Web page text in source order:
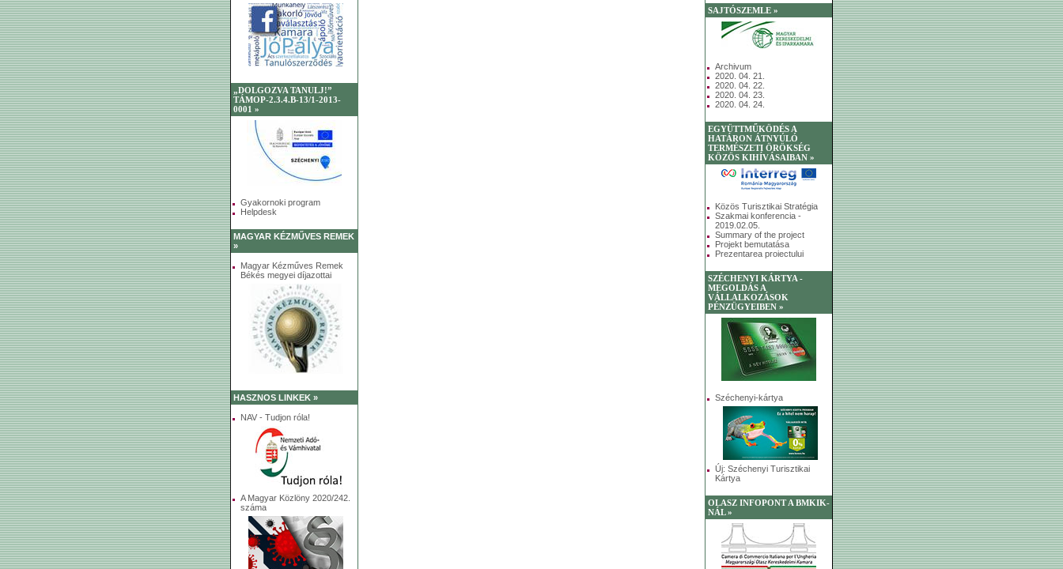
„DOLGOZVA TANULJ!”
TÁMOP-2.3.4.B-13/1-2013-
0001 »
Gyakornoki program
Helpdesk
MAGYAR KÉZMŰVES REMEK
»
Magyar Kézműves Remek
Békés megyei díjazottai
HASZNOS LINKEK »
NAV - Tudjon róla!
A Magyar Közlöny 2020/242.
száma
SAJTÓSZEMLE »
Archivum
2020. 04. 21.
2020. 04. 22.
2020. 04. 23.
2020. 04. 24.
EGYÜTTMŰKÖDÉS A
HATÁRON ÁTNYÚLÓ
TERMÉSZETI ÖRÖKSÉG
KÖZÖS KIHÍVÁSAIBAN »
Közös Turisztikai Stratégia
Szakmai konferencia -
2019.02.05.
Summary of the project
Projekt bemutatása
Prezentarea proiectului
SZÉCHENYI KÁRTYA -
MEGOLDÁS A
VÁLLALKOZÁSOK
PÉNZÜGYEIBEN »
Széchenyi-kártya
Új: Széchenyi Turisztikai
Kártya
OLASZ INFOPONT A BMKIK-
NÁL »